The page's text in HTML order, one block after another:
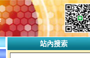
站內搜索